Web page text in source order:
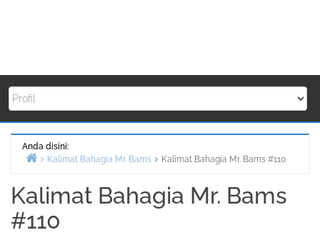
Anda disini:
Kalimat Bahagia Mr. Bams Kalimat Bahagia Mr. Bams #110
Kalimat Bahagia Mr. Bams
#110